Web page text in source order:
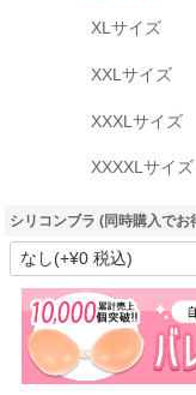
XLサイズ
XXLサイズ
XXXLサイズ
XXXXLサイズ
シリコンブラ (同時購入でお